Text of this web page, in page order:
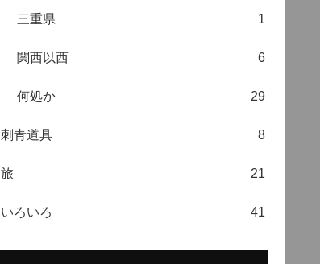
三重県 1
関西以西 6
何処か 29
刺青道具 8
旅 21
いろいろ 41